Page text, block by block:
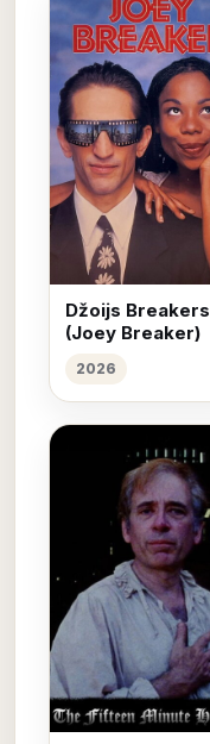
Džoijs Breakers
(Joey Breaker)
2026